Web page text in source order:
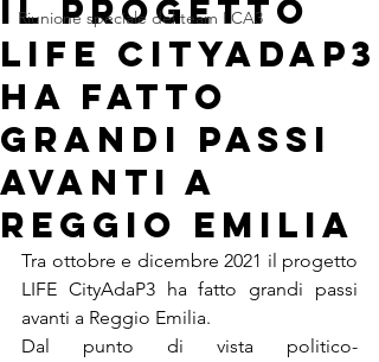
Riunione speciale del team LCA3
Il progetto
LIFE CityAdaP3
ha fatto
grandi passi
avanti a
Reggio Emilia
Tra ottobre e dicembre 2021 il progetto
LIFE CityAdaP3 ha fatto grandi passi
avanti a Reggio Emilia.
Dal punto di vista politico-